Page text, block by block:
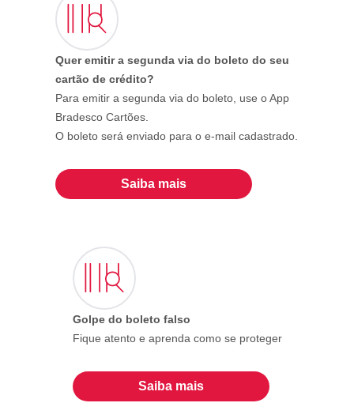
Quer emitir a segunda via do boleto do seu
cartão de crédito?
Para emitir a segunda via do boleto, use o App
Bradesco Cartões.
O boleto será enviado para o e-mail cadastrado.
Saiba mais
Golpe do boleto falso
Fique atento e aprenda como se proteger
Saiba mais